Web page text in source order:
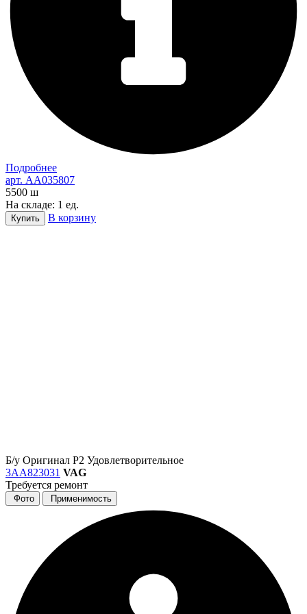
Подробнее
арт. AA035807
5500 ш
На складе: 1 ед.
Купить В корзину
Б/у Оригинал Р2 Удовлетворительное
3AA823031 VAG
Требуется ремонт
Фото Применимость